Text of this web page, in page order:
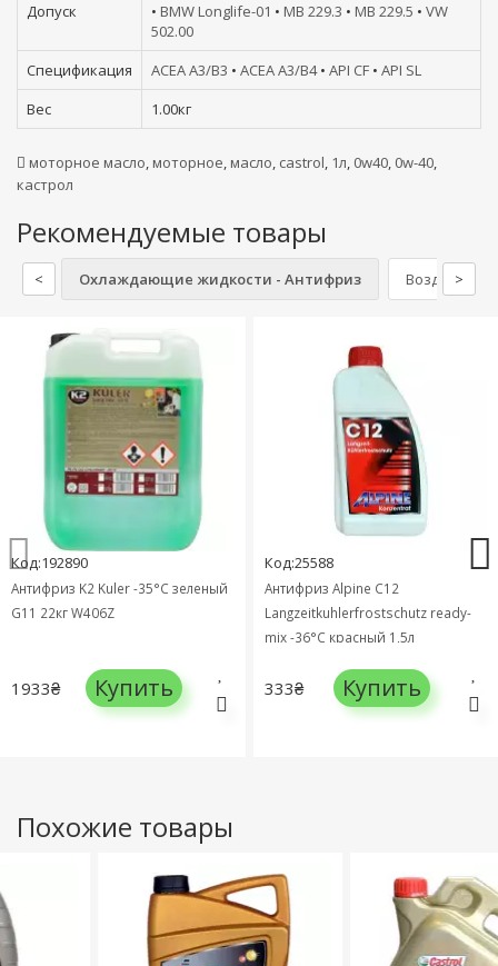
Допуск • BMW Longlife-01 • MB 229.3 • MB 229.5 • VW
502.00
Спецификация
ACEA A3/B3 • ACEA A3/B4• API CF • API SL
Вес
1.00кг
моторное масло, моторное, масло, castrol, 1л, 0w40, 0w-40,
кастрол
Рекомендуемые товары
< Охлаждающие жидкости - Антифриз Воздушные
>
Код:192890
Антифриз K2 Kuler -35°C зеленый
G11 22кг W406Z
1933₴ Купить
Код:25588
Антифриз Alpine C12
Langzeitkuhlerfrostschutz ready-
mix -36°C красный 1,5л
333₴ Купить
Похожие товары